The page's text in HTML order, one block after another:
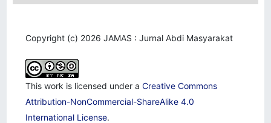
Copyright (c) 2026 JAMAS : Jurnal Abdi Masyarakat
This work is licensed under aCreative Commons
Attribution-NonCommercial-ShareAlike 4.0
International License.